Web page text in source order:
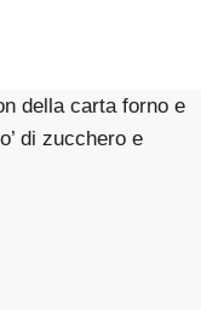
della carta forno e
di zucchero e